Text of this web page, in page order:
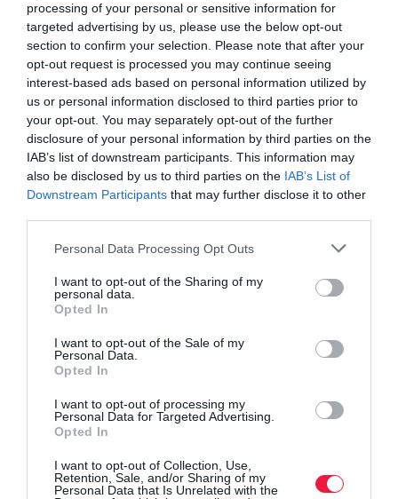
processing of your personal or sensitive information for
targeted advertising by us, please use the below opt-out
section to confirm your selection. Please note that after your
opt-out request is processed you may continue seeing
interest-based ads based on personal information utilized by
us or personal information disclosed to third parties prior to
your opt-out. You may separately opt-out of the further
disclosure of your personal information by third parties on the
IAB’s list of downstream participants. This information may
also be disclosed by us to third parties on the IAB’s List of
Downstream Participants that may further disclose it to other
Please note that this website/app uses one or more Google
not limited to your visit or usage behaviour. You may click to
grant or deny consent to Google and its third-party tags to
use your data for below specified purposes in below Google
consent section.
Personal Data Processing Opt Outs
I want to opt-out of the Sharing of my
personal data.
Opted In
I want to opt-out of the Sale of my
Personal Data.
Opted In
I want to opt-out of processing my
Personal Data for Targeted Advertising.
Opted In
I want to opt-out of Collection, Use,
Retention, Sale, and/or Sharing of my
Personal Data that Is Unrelated with the
foci közvetítés rtl streaming szolgáltató sport